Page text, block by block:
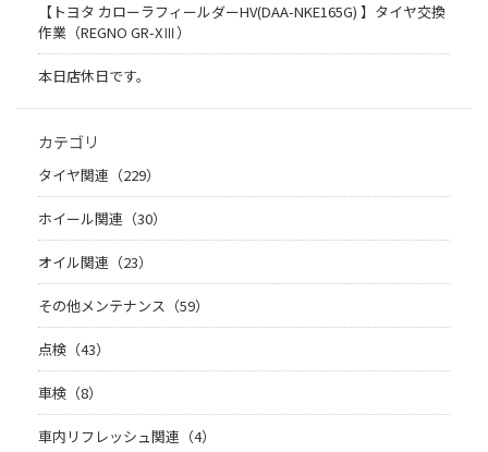
【トヨタ カローラフィールダーHV(DAA-NKE165G) 】タイヤ交換
作業（REGNO GR-XⅢ）
本日店休日です。
カテゴリ
タイヤ関連（229）
ホイール関連（30）
オイル関連（23）
その他メンテナンス（59）
点検（43）
車検（8）
車内リフレッシュ関連（4）